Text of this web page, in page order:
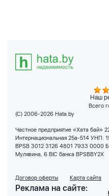
Наш
Всего
(C) 2006-2026 Hata.by
Частное предприятие «Хата бай»
Интернациональная 25а-514 УНП:
BPSB 3012 3126 4801 7933 0000
Мулявина, 6 BIC банка BPSBBY2X
Договор оферты Карта сайта
Реклама на сайте: